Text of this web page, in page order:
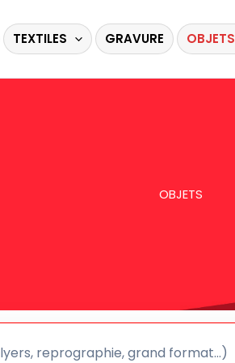
TEXTILES GRAVURE OBJETS
OBJETS